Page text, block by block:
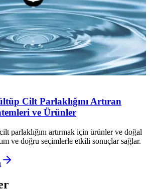
Cilt Parlaklığını Artıran
ve Ürünler
parlaklığını artırmak için ürünler ve doğal
ve doğru seçimlerle etkili sonuçlar sağlar.